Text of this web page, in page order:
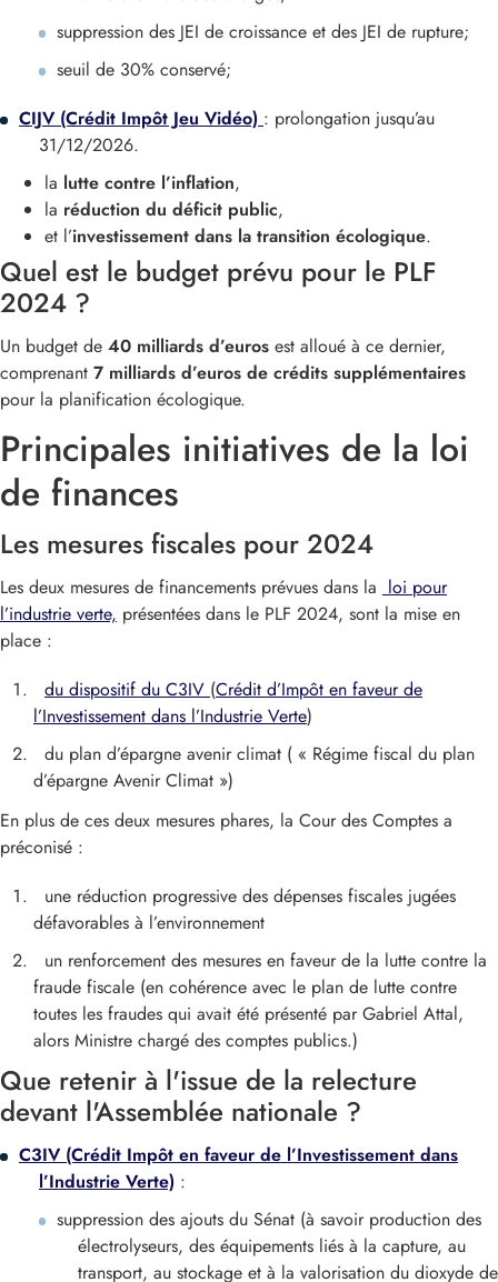
suppression des JEI de croissance et des JEI de rupture;
seuil de 30% conservé;
CIJV (Crédit Impôt Jeu Vidéo) : prolongation jusqu’au
31/12/2026.
la lutte contre l’inflation,
la réduction du déficit public,
et l’investissement dans la transition écologique.
Quel est le budget prévu pour le PLF
2024 ?
Un budget de 40 milliards d’euros est alloué à ce dernier,
comprenant 7 milliards d’euros de crédits supplémentaires
pour la planification écologique.
Principales initiatives de la loi
de finances
Les mesures fiscales pour 2024
Les deux mesures de financements prévues dans la loi pour
l’industrie verte, présentées dans le PLF 2024, sont la mise en
place :
du dispositif du C3IV (Crédit d’Impôt en faveur de
l’Investissement dans l’Industrie Verte)
du plan d’épargne avenir climat ( « Régime fiscal du plan
d’épargne Avenir Climat »)
En plus de ces deux mesures phares, la Cour des Comptes a
préconisé :
une réduction progressive des dépenses fiscales jugées
défavorables à l’environnement
un renforcement des mesures en faveur de la lutte contre la
fraude fiscale (en cohérence avec le plan de lutte contre
toutes les fraudes qui avait été présenté par Gabriel Attal,
alors Ministre chargé des comptes publics.)
Que retenir à l'issue de la relecture
devant l'Assemblée nationale ?
C3IV (Crédit Impôt en faveur de l’Investissement dans
l’Industrie Verte) :
suppression des ajouts du Sénat (à savoir production des
électrolyseurs, des équipements liés à la capture, au
transport, au stockage et à la valorisation du dioxyde de